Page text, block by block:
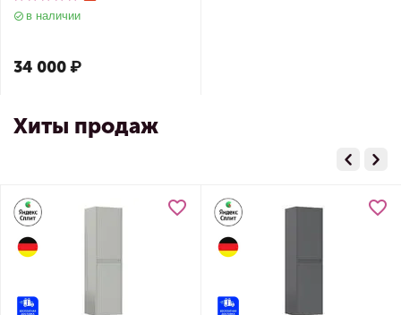
в наличии
34 000₽
Хиты продаж